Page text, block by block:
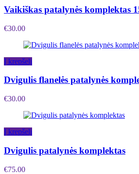
Vaikiškas patalynės komplektas
€30.00
Į krepšelį
Dvigulis flanelės patalynės
€30.00
Į krepšelį
Dvigulis patalynės komplektas
€75.00